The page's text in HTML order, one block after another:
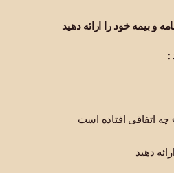
:
اتفاقی افتاده است
دهید